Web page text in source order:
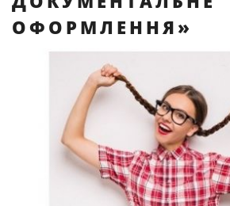
ОФОРМЛЕННЯ»